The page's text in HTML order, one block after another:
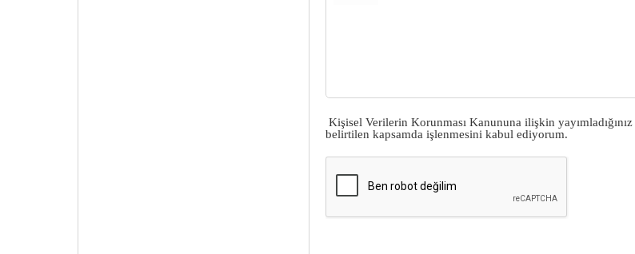
Kişisel Verilerin Korunması Kanununa ilişkin yayımladığınız
belirtilen kapsamda işlenmesini kabul ediyorum.